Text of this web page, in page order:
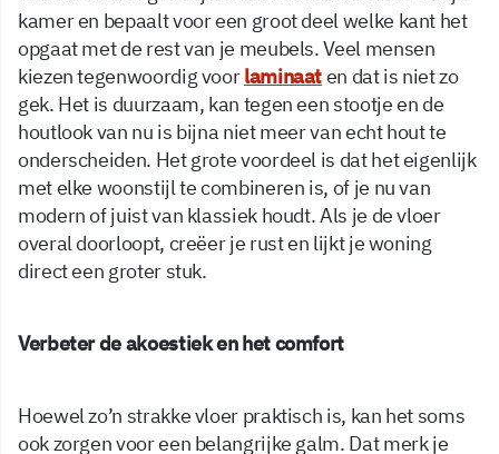
kamer en bepaalt voor een groot deel welke kant het
opgaat met de rest van je meubels. Veel mensen
kiezen tegenwoordig voorlaminaaten dat is niet zo
gek. Het is duurzaam, kan tegen een stootje en de
houtlook van nu is bijna niet meer van echt hout te
onderscheiden. Het grote voordeel is dat het eigenlijk
met elke woonstijl te combineren is, of je nu van
modern of juist van klassiek houdt. Als je de vloer
overal doorloopt, creëer je rust en lijkt je woning
direct een groter stuk.
Verbeter de akoestiek en het comfort
Hoewel zo’n strakke vloer praktisch is, kan het soms
ook zorgen voor een belangrijke galm. Dat merk je